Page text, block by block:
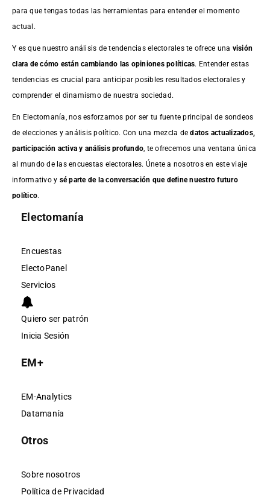
para que tengas todas las herramientas para entender el momento
actual.
Y es que nuestro análisis de tendencias electorales te ofrece una visión
clara de cómo están cambiando las opiniones políticas. Entender estas
tendencias es crucial para anticipar posibles resultados electorales y
comprender el dinamismo de nuestra sociedad.
En Electomanía, nos esforzamos por ser tu fuente principal de sondeos
de elecciones y análisis político. Con una mezcla dedatos actualizados,
participación activa y análisis profundo , te ofrecemos una ventana única
al mundo de las encuestas electorales. Únete a nosotros en este viaje
informativo y sé parte de la conversación que define nuestro futuro
político.
Electomanía
Encuestas
ElectoPanel
Servicios
Quiero ser patrón
Inicia Sesión
EM+
EM-Analytics
Datamanía
Otros
Sobre nosotros
Política de Privacidad